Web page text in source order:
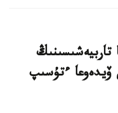
تاربيەشىسىنىڭ
ۆيدەوعا ءتۇسىپ